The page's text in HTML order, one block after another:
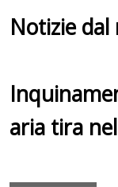
Notizie dal
aria tira